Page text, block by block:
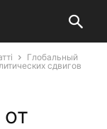
Глобальный
сдвигов